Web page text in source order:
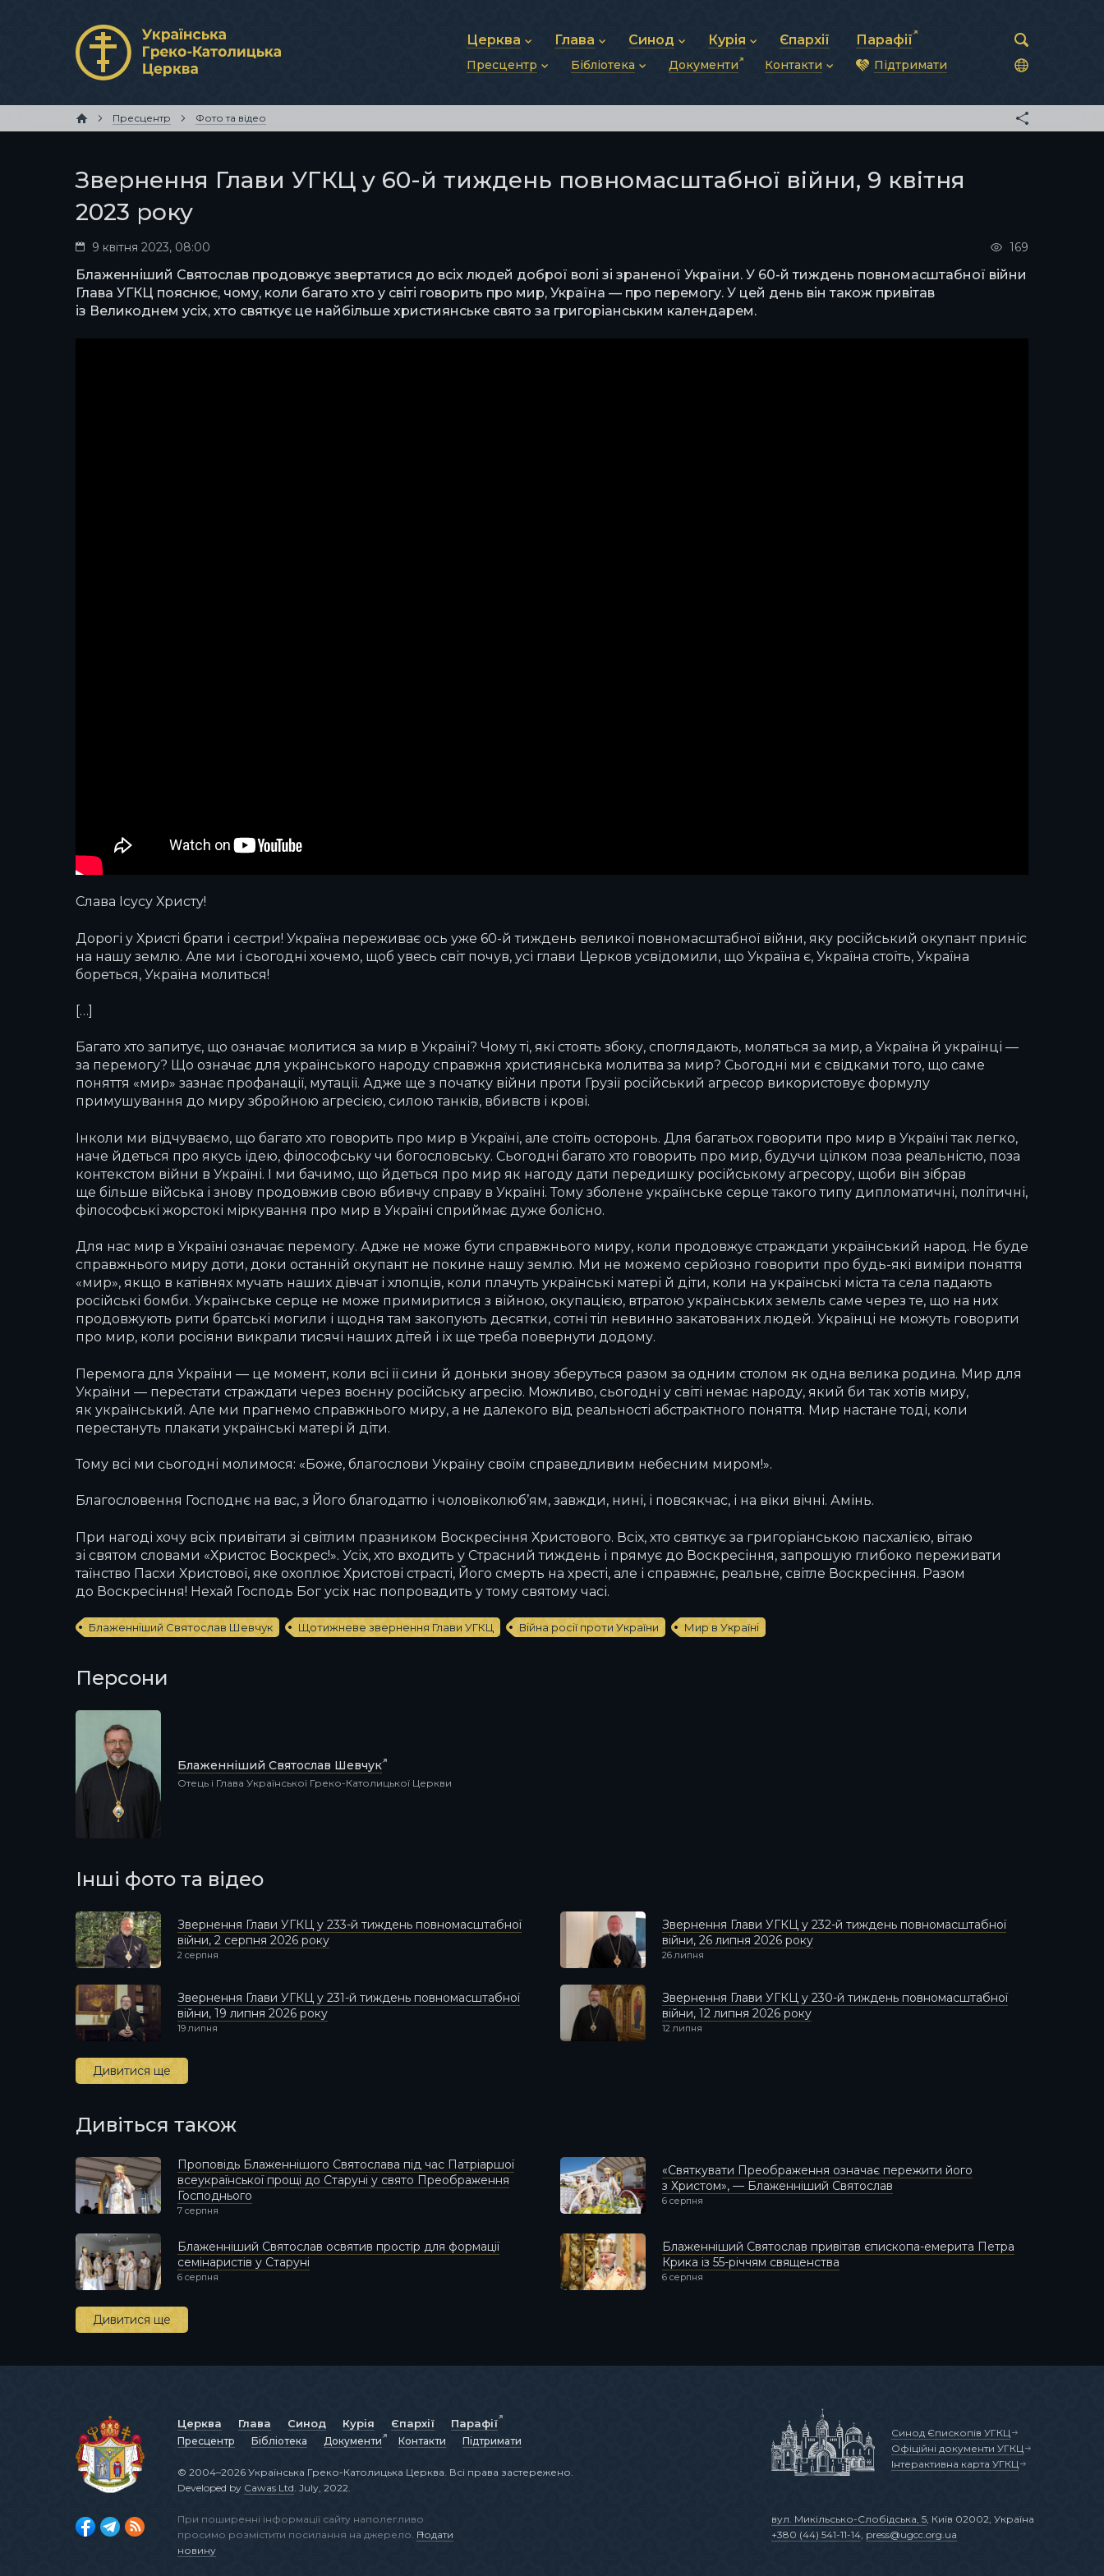
Церква
Про УГКЦ
Структура УГКЦ
Глава
Блаженніший Святослав
Фотографії
Синод
Синод Єпископів
Митрополичі Синоди
Курія
Душпастирська рада
Зв’язки та комунікації
Єпархії Парафії
Пресцентр
Публікації
Фото та відео
Бібліотека
Молитви
Документи Контакти
Синоди Єпископів
Єпархії та екзархати
Підтримати
Пресцентр Фото та відео
Звернення Глави УГКЦ у 60-й тиждень повномасштабної війни, 9 квітня
2023 року
9 квітня 2023, 08:00 169
Блаженніший Святослав продовжує звертатися до всіх людей доброї волі зі зраненої України. У 60-й тиждень повномасштабної війни
Глава УГКЦ пояснює, чому, коли багато хто у світі говорить про мир, Україна — про перемогу. У цей день він також привітав
із Великоднем усіх, хто святкує це найбільше християнське свято за григоріанським календарем.
Слава Ісусу Христу!
Дорогі у Христі брати і сестри! Україна переживає ось уже 60-й тиждень великої повномасштабної війни, яку російський окупант приніс
на нашу землю. Але ми і сьогодні хочемо, щоб увесь світ почув, усі глави Церков усвідомили, що Україна є, Україна стоїть, Україна
бореться, Україна молиться!
[…]
Багато хто запитує, що означає молитися за мир в Україні? Чому ті, які стоять збоку, споглядають, моляться за мир, а Україна й українці —
за перемогу? Що означає для українського народу справжня християнська молитва за мир? Сьогодні ми є свідками того, що саме
поняття «мир» зазнає профанації, мутації. Адже ще з початку війни проти Грузії російський агресор використовує формулу
примушування до миру збройною агресією, силою танків, вбивств і крові.
Інколи ми відчуваємо, що багато хто говорить про мир в Україні, але стоїть осторонь. Для багатьох говорити про мир в Україні так легко,
наче йдеться про якусь ідею, філософську чи богословську. Сьогодні багато хто говорить про мир, будучи цілком поза реальністю, поза
контекстом війни в Україні. І ми бачимо, що йдеться про мир як нагоду дати передишку російському агресору, щоби він зібрав
ще більше війська і знову продовжив свою вбивчу справу в Україні. Тому зболене українське серце такого типу дипломатичні, політичні,
філософські жорстокі міркування про мир в Україні сприймає дуже болісно.
Для нас мир в Україні означає перемогу. Адже не може бути справжнього миру, коли продовжує страждати український народ. Не буде
справжнього миру доти, доки останній окупант не покине нашу землю. Ми не можемо серйозно говорити про будь-які виміри поняття
«мир», якщо в катівнях мучать наших дівчат і хлопців, коли плачуть українські матері й діти, коли на українські міста та села падають
російські бомби. Українське серце не може примиритися з війною, окупацією, втратою українських земель саме через те, що на них
продовжують рити братські могили і щодня там закопують десятки, сотні тіл невинно закатованих людей. Українці не можуть говорити
про мир, коли росіяни викрали тисячі наших дітей і їх ще треба повернути додому.
Перемога для України — це момент, коли всі її сини й доньки знову зберуться разом за одним столом як одна велика родина. Мир для
України — перестати страждати через воєнну російську агресію. Можливо, сьогодні у світі немає народу, який би так хотів миру,
як український. Але ми прагнемо справжнього миру, а не далекого від реальності абстрактного поняття. Мир настане тоді, коли
перестануть плакати українські матері й діти.
Тому всі ми сьогодні молимося: «Боже, благослови Україну своїм справедливим небесним миром!».
Благословення Господнє на вас, з Його благодаттю і чоловіколюб’ям, завжди, нині, і повсякчас, і на віки вічні. Амінь.
При нагоді хочу всіх привітати зі світлим празником Воскресіння Христового. Всіх, хто святкує за григоріанською пасхалією, вітаю
зі святом словами «Христос Воскрес!». Усіх, хто входить у Страсний тиждень і прямує до Воскресіння, запрошую глибоко переживати
таїнство Пасхи Христової, яке охоплює Христові страсті, Його смерть на хресті, але і справжнє, реальне, світле Воскресіння. Разом
до Воскресіння! Нехай Господь Бог усіх нас попровадить у тому святому часі.
Блаженніший Святослав Шевчук Щотижневе звернення Глави УГКЦ Війна росії проти України Мир в Україні
Персони
Блаженніший Святослав Шевчук
Отець і Глава Української Греко-Католицької Церкви
Інші фото та відео
Звернення Глави УГКЦ у 233-й тиждень повномасштабної
війни, 2 серпня 2026 року
2 серпня
Звернення Глави УГКЦ у 232-й тиждень повномасштабної
війни, 26 липня 2026 року
26 липня
Звернення Глави УГКЦ у 231-й тиждень повномасштабної
війни, 19 липня 2026 року
19 липня
Звернення Глави УГКЦ у 230-й тиждень повномасштабної
війни, 12 липня 2026 року
12 липня
Дивитися ще
Дивіться також
Проповідь Блаженнішого Святослава під час Патріаршої
всеукраїнської прощі до Старуні у свято Преображення
Господнього
7 серпня
«Святкувати Преображення означає пережити його
з Христом», — Блаженніший Святослав
6 серпня
Блаженніший Святослав освятив простір для формації
семінаристів у Старуні
6 серпня
Блаженніший Святослав привітав єпископа-емерита Петра
Крика із 55-річчям священства
6 серпня
Дивитися ще
Церква Глава Синод Курія Єпархії Парафії
Пресцентр Бібліотека Документи Контакти Підтримати
вул. Микільсько-Слобідська, 5 , Київ 02002, Україна
+380 (44) 541-11-14 press@ugcc.org.ua
Синод Єпископів УГКЦ
Офіційні документи УГКЦ
Інтерактивна карта УГКЦ
© 2004–2026 Українська Греко-Католицька Церква. Всі права застережено.
Developed by Cawas Ltd. July, 2022.
При поширенні інформації сайту наполегливо
просимо розмістити посилання на джерело. Подати
новину